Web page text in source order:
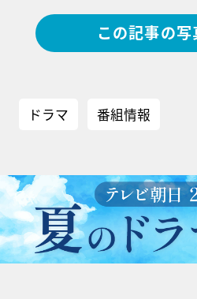
この記事の
ドラマ 番組情報